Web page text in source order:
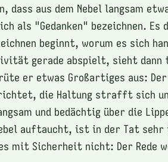
dass aus dem Nebel langsam
als "Gedanken" bezeichnen. Es
beginnt, worum es sich
gerade abspielt, sieht dann
er etwas Großartiges aus:
die Haltung strafft sich
und bedächtig über die
auftaucht, ist in der Tat
mit Sicherheit nicht: Der Rede